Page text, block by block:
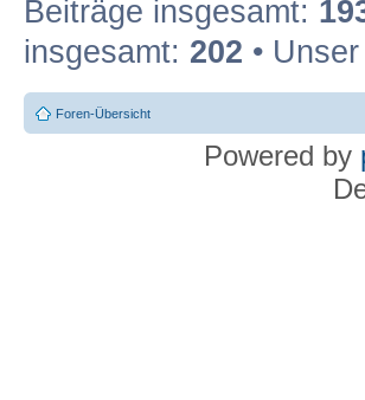
Beiträge insgesamt:
insgesamt: 202 •
Foren-Übersicht
Powered by